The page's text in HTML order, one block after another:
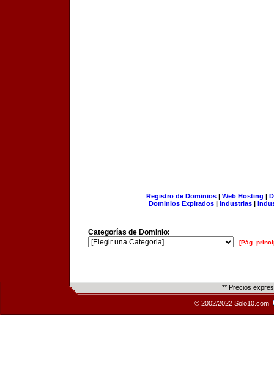
Registro de Dominios| Web Hosting |
Dominios Expirados | Industrias |
Categorías de Dominio:
[Pág.
** Precios
© 2002/2022 Solo10.com